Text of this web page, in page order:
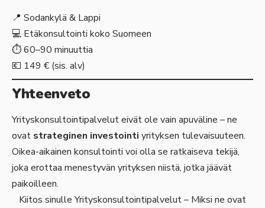
📍 Sodankylä & Lappi
💻 Etäkonsultointi koko Suomeen
⏱️ 60–90 minuuttia
💶 149 € (sis. alv)
Yhteenveto
Yrityskonsultointipalvelut eivät ole vain apuväline – ne
ovat strateginen investointi yrityksen tulevaisuuteen.
Oikea-aikainen konsultointi voi olla se ratkaiseva tekijä,
joka erottaa menestyvän yrityksen niistä, jotka jäävät
paikoilleen.
Kiitos sinulle Yrityskonsultointipalvelut – Miksi ne ovat